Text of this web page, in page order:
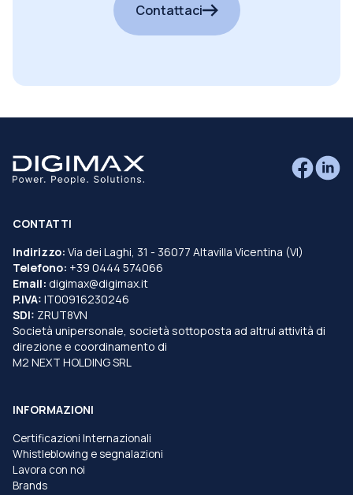
Contattaci
CONTATTI
Indirizzo: Via dei Laghi, 31 - 36077 Altavilla Vicentina (VI)
Telefono: +39 0444 574066
Email: digimax@digimax.it
P.IVA: IT00916230246
SDI: ZRUT8VN
Società unipersonale, società sottoposta ad altrui attività di
direzione e coordinamento di
M2 NEXT HOLDING SRL
INFORMAZIONI
Certificazioni Internazionali
Whistleblowing e segnalazioni
Lavora con noi
Brands